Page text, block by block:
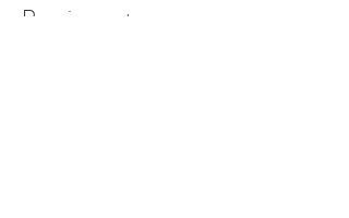
Requirements